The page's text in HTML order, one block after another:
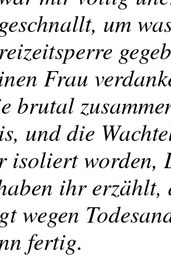
um
Frau
brutal
und die
isoliert worden,
ihr erzählt,
wegen
fertig.